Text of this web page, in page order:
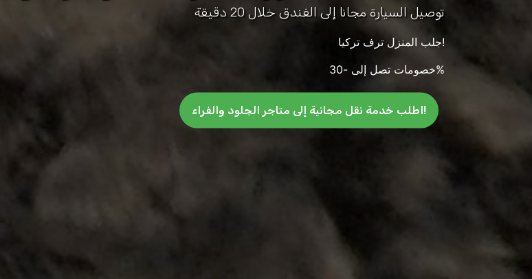
توصيل السيارة مجانا إلى الفندق خلال 20 دقيقة
جلب المنزل ترف تركيا!
خصومات تصل إلى -30%
اطلب خدمة نقل مجانية إلى متاجر الجلود والفراء!